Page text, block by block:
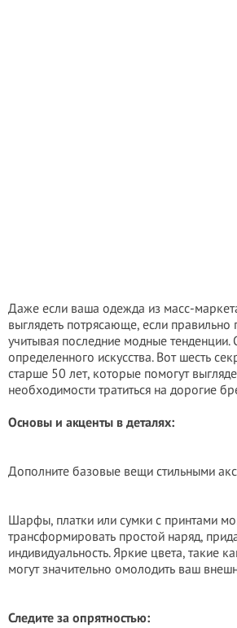
Даже если ваша одежда из масс-
выглядеть потрясающе, если правильно
учитывая последние модные тенденции.
определенного искусства. Вот шесть
старше 50 лет, которые помогут
необходимости тратиться на дорогие
Основы и акценты в деталях:
Дополните базовые вещи стильными
Шарфы, платки или сумки с принтами
трансформировать простой наряд,
индивидуальность. Яркие цвета, такие
могут значительно омолодить ваш
Следите за опрятностью: